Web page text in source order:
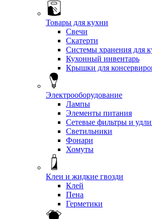
Товары для кухни
Свечи
Скатерти
Системы хранения для
Кухонный инвентарь
Крышки для
Электрооборудование
Лампы
Элементы питания
Сетевые фильтры и
Светильники
Фонари
Хомуты
Клеи и жидкие гвозди
Клей
Пена
Герметики